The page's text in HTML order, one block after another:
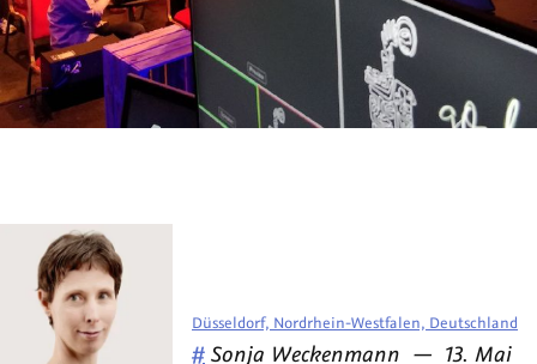
Düsseldorf, Nordrhein-Westfalen, Deutschland
# Veröffentlicht
Sonja Weckenmann — am
13. Mai